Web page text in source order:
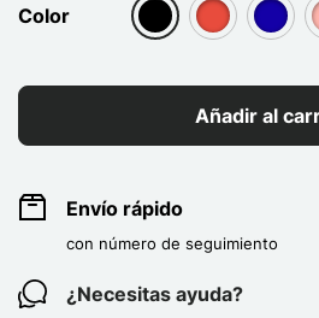
Color
group[3]group[3]
Añadir al
Envío rápido
con número de seguimiento
¿Necesitas ayuda?